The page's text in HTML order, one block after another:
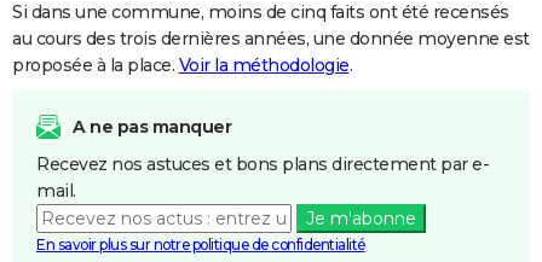
Si dans une commune, moins de cinq faits ont été recensés
au cours des trois dernières années, une donnée moyenne est
proposée à la place. Voir la méthodologie.
A ne pas manquer
Recevez nos astuces et bons plans directement par e-
mail.
Je m'abonne
En savoir plus sur notre politique de confidentialité